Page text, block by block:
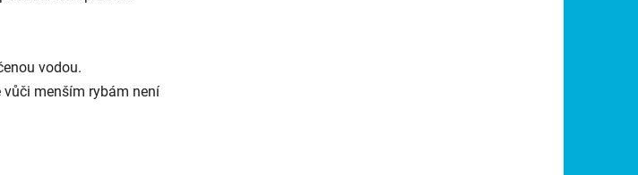
vodou.
vůči menším rybám není